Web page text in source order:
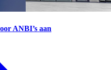
ANBI’s aan